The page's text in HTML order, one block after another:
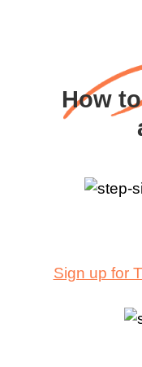
How
Sign up for